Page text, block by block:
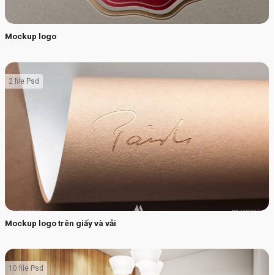
Mockup logo
Mockup logo trên giấy và vải
2 file Psd
10 file Psd